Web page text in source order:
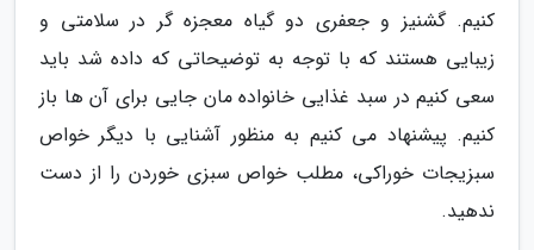
کنیم. گشنیز و جعفری دو گیاه معجزه گر در سلامتی و
زیبایی هستند که با توجه به توضیحاتی که داده شد باید
سعی کنیم در سبد غذایی خانواده مان جایی برای آن ها باز
کنیم. پیشنهاد می کنیم به منظور آشنایی با دیگر خواص
سبزیجات خوراکی، مطلب خواص سبزی خوردن را از دست
ندهید.